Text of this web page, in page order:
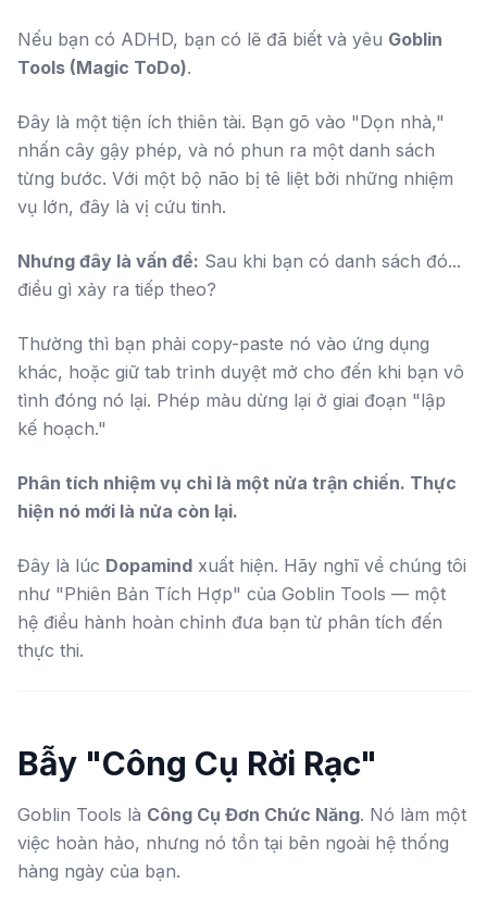
Nếu bạn có ADHD, bạn có lẽ đã biết và yêu Goblin
Tools (Magic ToDo).
Đây là một tiện ích thiên tài. Bạn gõ vào "Dọn nhà,"
nhấn cây gậy phép, và nó phun ra một danh sách
từng bước. Với một bộ não bị tê liệt bởi những nhiệm
vụ lớn, đây là vị cứu tinh.
Nhưng đây là vấn đề: Sau khi bạn có danh sách đó...
điều gì xảy ra tiếp theo?
Thường thì bạn phải copy-paste nó vào ứng dụng
khác, hoặc giữ tab trình duyệt mở cho đến khi bạn vô
tình đóng nó lại. Phép màu dừng lại ở giai đoạn "lập
kế hoạch."
Phân tích nhiệm vụ chỉ là một nửa trận chiến. Thực
hiện nó mới là nửa còn lại.
Đây là lúc Dopamind xuất hiện. Hãy nghĩ về chúng tôi
như "Phiên Bản Tích Hợp" của Goblin Tools — một
hệ điều hành hoàn chỉnh đưa bạn từ phân tích đến
thực thi.
Bẫy "Công Cụ Rời Rạc"
Goblin Tools là Công Cụ Đơn Chức Năng. Nó làm một
việc hoàn hảo, nhưng nó tồn tại bên ngoài hệ thống
hàng ngày của bạn.